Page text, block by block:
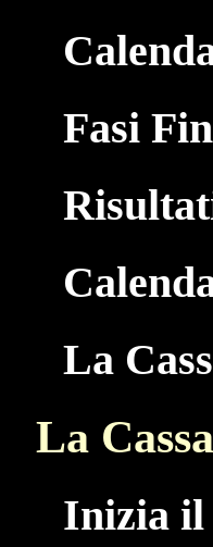
Fasi
La
La
Inizia il